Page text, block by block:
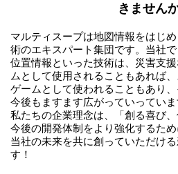
きません
マルティスープは地図情報をはじ
術のエキスパート集団です。当社
位置情報といった技術は、災害支
ムとして使用されることもあれば
ゲームとして使われることもあり、
今後もますます広がっていっていま
私たちの企業理念は、「創る喜び、
今後の開発体制をより強化するため
当社の未来を共に創っていただけ
す！